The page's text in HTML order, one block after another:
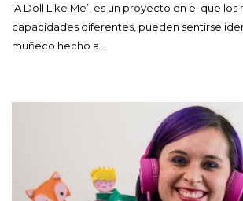
‘A Doll Like Me’, es un proyecto en el que los
capacidades diferentes, pueden sentirse
muñeco hecho a…